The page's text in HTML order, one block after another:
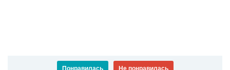
Понравилась Не понравилась